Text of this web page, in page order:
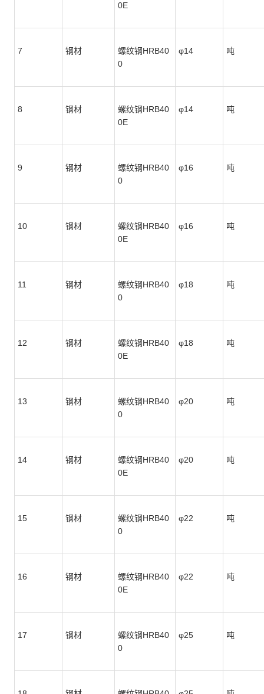
0E
7 钢材
螺纹钢HRB40
0
φ14 吨
8 钢材
螺纹钢HRB40
0E
φ14 吨
9 钢材
螺纹钢HRB40
0
φ16 吨
10 钢材
螺纹钢HRB40
0E
φ16 吨
11 钢材
螺纹钢HRB40
0
φ18 吨
12 钢材
螺纹钢HRB40
0E
φ18 吨
13 钢材
螺纹钢HRB40
0
φ20 吨
14 钢材
螺纹钢HRB40
0E
φ20 吨
15 钢材
螺纹钢HRB40
0
φ22 吨
16 钢材
螺纹钢HRB40
0E
φ22 吨
17 钢材
螺纹钢HRB40
0
φ25 吨